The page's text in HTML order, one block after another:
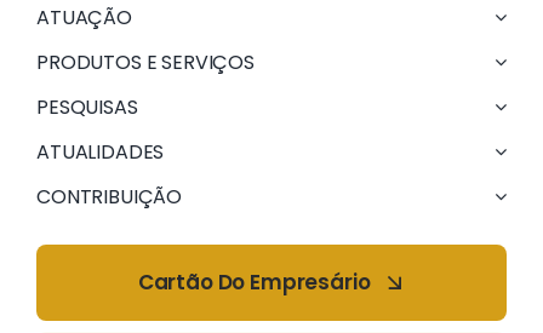
ATUAÇÃO
PRODUTOS E SERVIÇOS
PESQUISAS
ATUALIDADES
CONTRIBUIÇÃO
Cartão Do Empresário